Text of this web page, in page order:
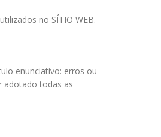
no SÍTIO WEB.
enunciativo: erros ou
adotado todas as